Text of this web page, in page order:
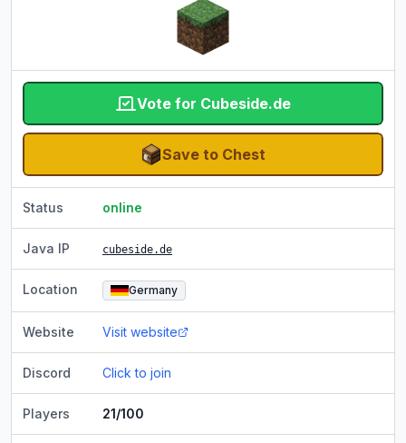
Vote for Cubeside.de
Save to Chest
Status online
Java IP cubeside.de
Location Germany
Website Visit website
Discord Click to join
Players 21/100